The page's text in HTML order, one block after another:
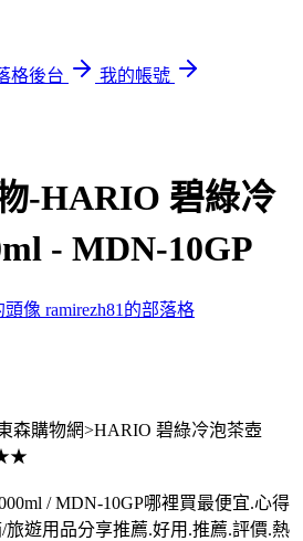
格後台
我的帳號
-HARIO 碧綠冷
- MDN-10GP
ramirezh81的部落格
森購物網>HARIO 碧綠冷泡茶壺
/ MDN-10GP哪裡買最便宜.心得
遊用品分享推薦.好用.推薦.評價.熱